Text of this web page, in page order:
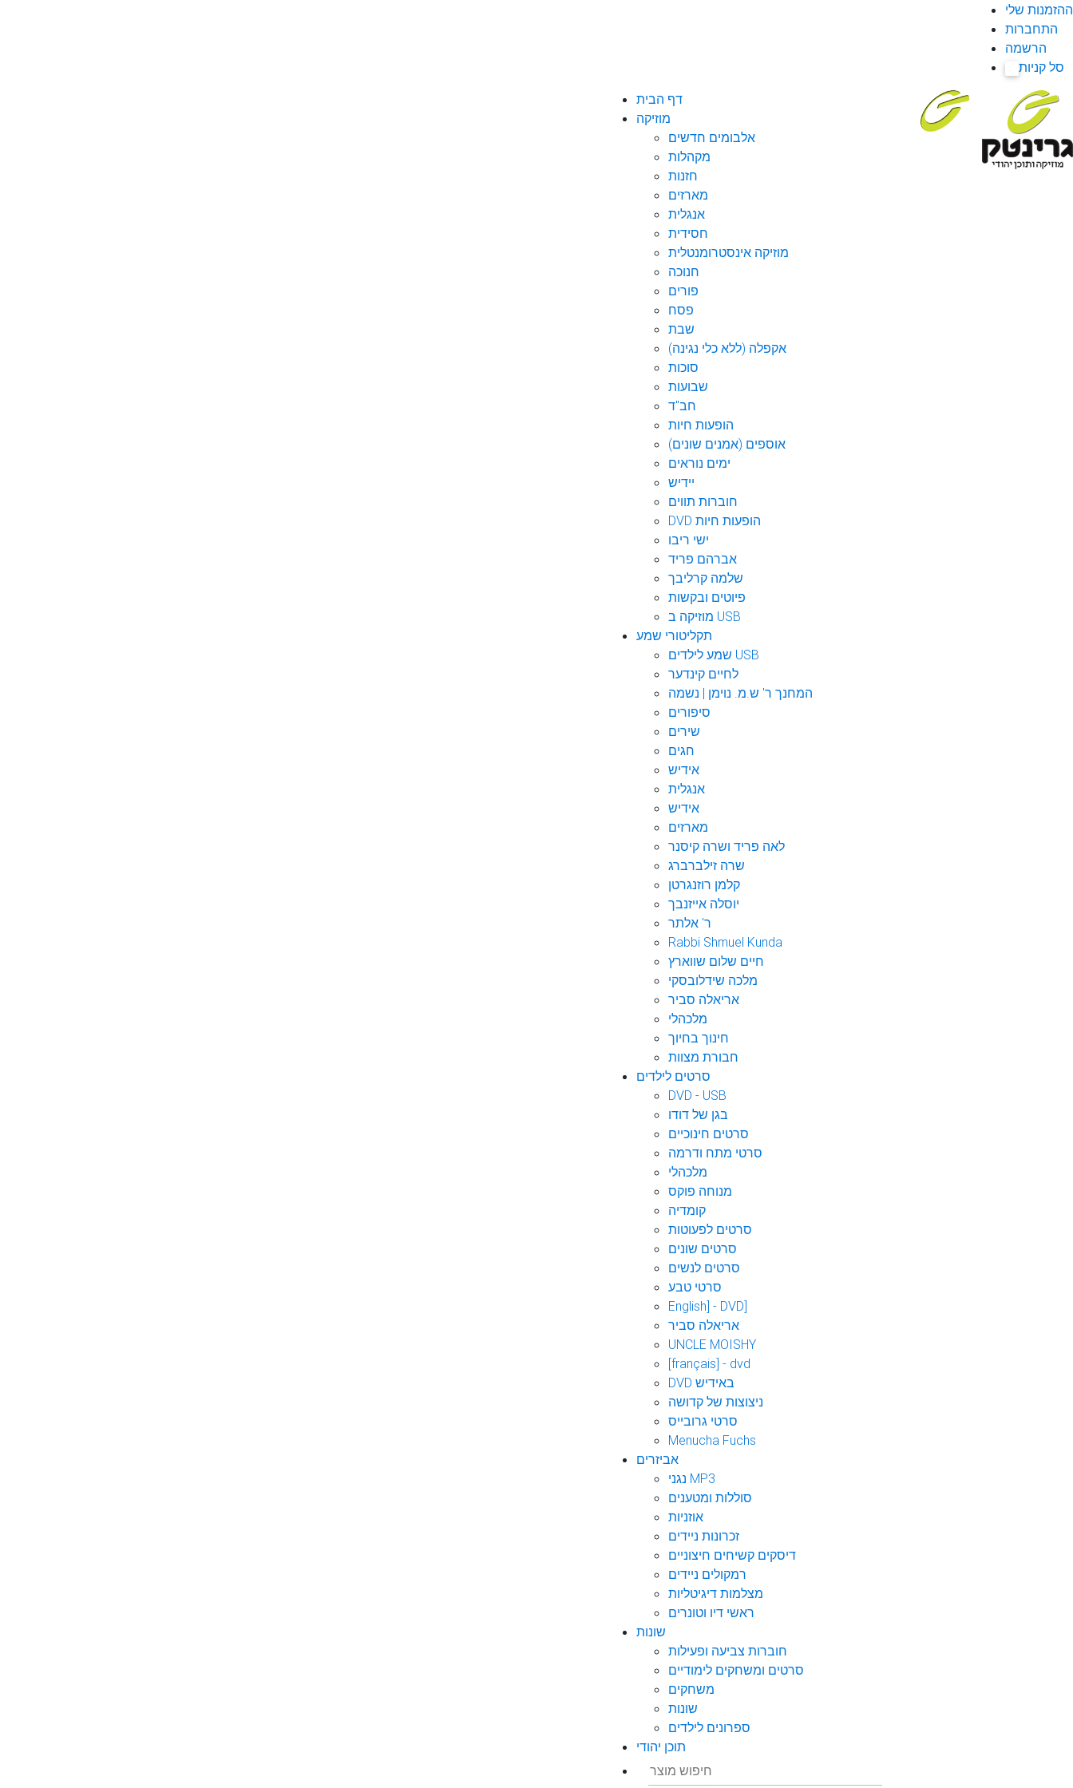
ההזמנות שלי
התחברות
הרשמה
סל קניות
דף הבית
מוזיקה
אלבומים חדשים
מקהלות
חזנות
מארזים
אנגלית
חסידית
מוזיקה אינסטרומנטלית
חנוכה
פורים
פסח
שבת
אקפלה (ללא כלי נגינה)
סוכות
שבועות
חב"ד
הופעות חיות
אוספים (אמנים שונים)
ימים נוראים
יידיש
חוברות תווים
DVD הופעות חיות
ישי ריבו
אברהם פריד
שלמה קרליבך
פיוטים ובקשות
מוזיקה ב USB
תקליטורי שמע
שמע לילדים USB
לחיים קינדער
המחנך ר' ש.מ. נוימן | נשמה
סיפורים
שירים
חגים
אידיש
אנגלית
אידיש
מארזים
לאה פריד ושרה קיסנר
שרה זילברברג
קלמן רוזנגרטן
יוסלה אייזנבך
ר' אלתר
Rabbi Shmuel Kunda
חיים שלום שווארץ
מלכה שידלובסקי
אריאלה סביר
מלכהלי
חינוך בחיוך
חבורת מצוות
סרטים לילדים
DVD - USB
בגן של דודו
סרטים חינוכיים
סרטי מתח ודרמה
מלכהלי
מנוחה פוקס
קומדיה
סרטים לפעוטות
סרטים שונים
סרטים לנשים
סרטי טבע
English] - DVD]
אריאלה סביר
UNCLE MOISHY
[français] - dvd
DVD באידיש
ניצוצות של קדושה
סרטי גרובייס
Menucha Fuchs
אביזרים
נגני MP3
סוללות ומטענים
אוזניות
זכרונות ניידים
דיסקים קשיחים חיצוניים
רמקולים ניידים
מצלמות דיגיטליות
ראשי דיו וטונרים
שונות
חוברות צביעה ופעילות
סרטים ומשחקים לימודיים
משחקים
שונות
ספרונים לילדים
תוכן יהודי